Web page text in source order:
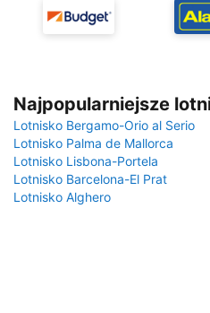
Najpopularniejsze
Lotnisko Bergamo-Orio al Serio
Lotnisko Palma de Mallorca
Lotnisko Lisbona-Portela
Lotnisko Barcelona-El Prat
Lotnisko Alghero